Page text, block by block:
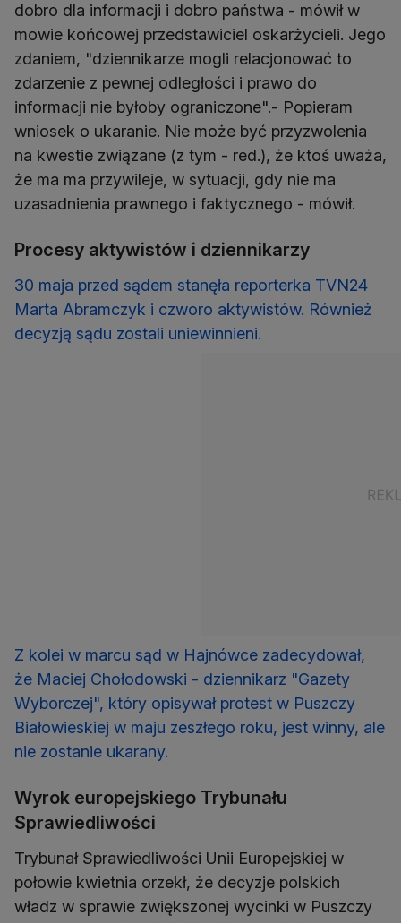
dobro dla informacji i dobro państwa - mówił w
mowie końcowej przedstawiciel oskarżycieli. Jego
zdaniem, "dziennikarze mogli relacjonować to
zdarzenie z pewnej odległości i prawo do
informacji nie byłoby ograniczone".- Popieram
wniosek o ukaranie. Nie może być przyzwolenia
na kwestie związane (z tym - red.), że ktoś uważa,
że ma ma przywileje, w sytuacji, gdy nie ma
uzasadnienia prawnego i faktycznego - mówił.
Procesy aktywistów i dziennikarzy
30 maja przed sądem stanęła reporterka TVN24
Marta Abramczyk i czworo aktywistów. Również
decyzją sądu zostali uniewinnieni.
Z kolei w marcu sąd w Hajnówce zadecydował,
że Maciej Chołodowski - dziennikarz "Gazety
Wyborczej", który opisywał protest w Puszczy
Białowieskiej w maju zeszłego roku, jest winny, ale
nie zostanie ukarany.
Wyrok europejskiego Trybunału
Sprawiedliwości
Trybunał Sprawiedliwości Unii Europejskiej w
połowie kwietnia orzekł, że decyzje polskich
władz w sprawie zwiększonej wycinki w Puszczy